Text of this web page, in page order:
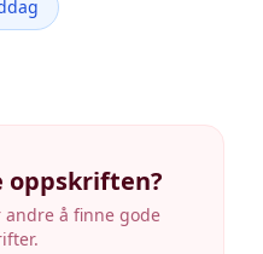
oppskriften?
å finne gode